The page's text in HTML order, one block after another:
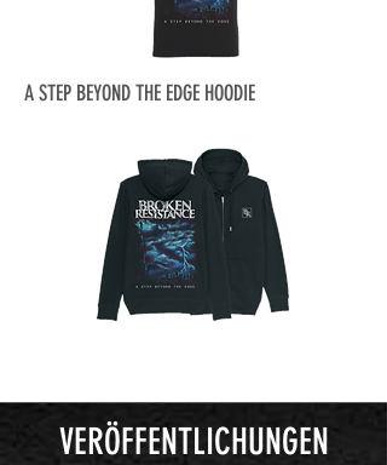
A STEP BEYOND THE EDGE HOODIE
VERÖFFENTLICHUNGEN